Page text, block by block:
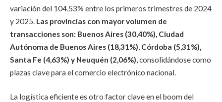
variación del 104,53% entre los primeros trimestres de 2024
y 2025. Las provincias con mayor volumen de
transacciones son: Buenos Aires (30,40%), Ciudad
Autónoma de Buenos Aires (18,31%), Córdoba (5,31%),
Santa Fe (4,63%) y Neuquén (2,06%),consolidándose como
plazas clave para el comercio electrónico nacional.
La logística eficiente es otro factor clave en el boom del